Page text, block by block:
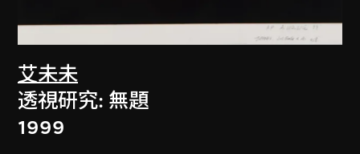
艾未未
透視研究: 無題
1999